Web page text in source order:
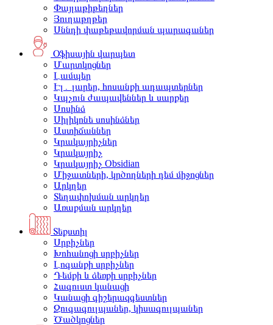
Փայլաթիթեղներ
Յուղաթղթեր
Սննդի փաթեթավորման պարագաներ
Օֆիսային վարպետ
Մարտկոցներ
Լամպեր
Էլ․ լարեր, հոսանքի ադապտերներ
Կպչուն ժապավեններ և սարքեր
Սոսինձ
Սիլիկոնե սոսինձներ
Աստիճաններ
Կրակայրիչներ
Կրակայրիչ
Կրակայրիչ Obsidian
Միջատների, կրծողների դեմ միջոցներ
Արկղեր
Տեղափոխման արկղեր
Առաքման արկղեր
Տեքստիլ
Սրբիչներ
Խոհանոցի սրբիչներ
Լոգանքի սրբիչներ
Դեմքի և ձեռքի սրբիչներ
Հագուստ կանացի
Կանացի գիշերազգեստներ
Զուգագուլպաներ, կիսագուլպաներ
Ծածկոցներ